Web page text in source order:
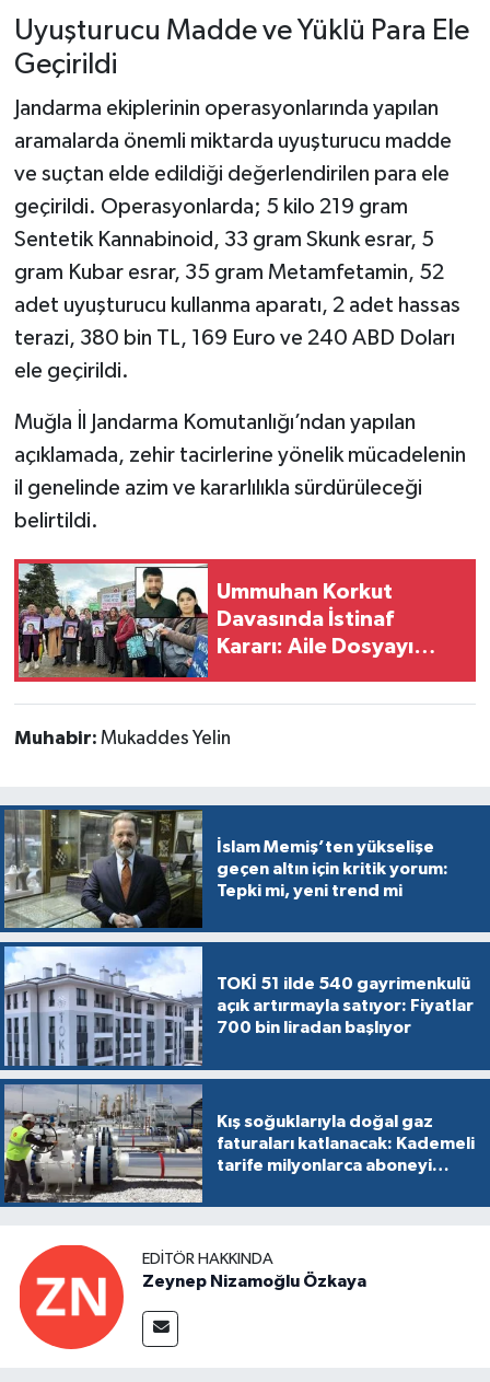
Uyuşturucu Madde ve Yüklü Para Ele
Geçirildi
Jandarma ekiplerinin operasyonlarında yapılan
aramalarda önemli miktarda uyuşturucu madde
ve suçtan elde edildiği değerlendirilen para ele
geçirildi. Operasyonlarda; 5 kilo 219 gram
Sentetik Kannabinoid, 33 gram Skunk esrar, 5
gram Kubar esrar, 35 gram Metamfetamin, 52
adet uyuşturucu kullanma aparatı, 2 adet hassas
terazi, 380 bin TL, 169 Euro ve 240 ABD Doları
ele geçirildi.
Muğla İl Jandarma Komutanlığı’ndan yapılan
açıklamada, zehir tacirlerine yönelik mücadelenin
il genelinde azim ve kararlılıkla sürdürüleceği
belirtildi.
Ummuhan Korkut
Davasında İstinaf
Kararı: Aile Dosyayı
Muhabir: Mukaddes Yelin
İslam Memiş’ten yükselişe
geçen altın için kritik yorum:
Tepki mi, yeni trend mi
TOKİ 51 ilde 540 gayrimenkulü
açık artırmayla satıyor: Fiyatlar
700 bin liradan başlıyor
Kış soğuklarıyla doğal gaz
faturaları katlanacak: Kademeli
tarife milyonlarca aboneyi
EDITÖR HAKKINDA
Zeynep Nizamoğlu Özkaya